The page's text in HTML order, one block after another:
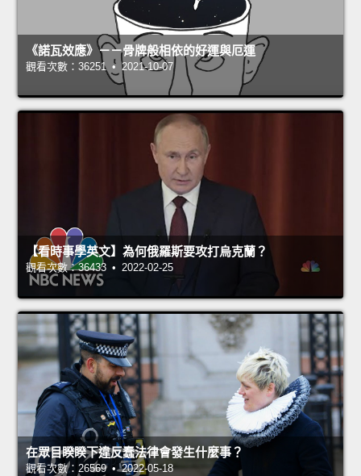
《諾瓦效應》－－骨牌般相依的好運與厄運
觀看次數：36251 • 2021-10-07
【看時事學英文】為何俄羅斯要攻打烏克蘭？
觀看次數：36433 • 2022-02-25
在眾目睽睽下違反蠢法律會發生什麼事？
觀看次數：26569 • 2022-05-18